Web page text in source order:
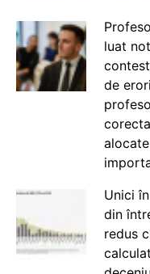
luat
de
Unici
din
redus